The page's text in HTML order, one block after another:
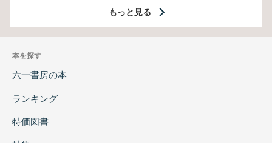
もっと見る
本を探す
六一書房の本
ランキング
特価図書